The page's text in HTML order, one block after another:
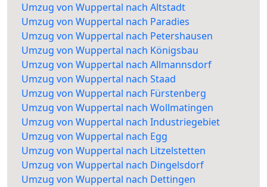
Umzug von Wuppertal nach Altstadt
Umzug von Wuppertal nach Paradies
Umzug von Wuppertal nach Petershausen
Umzug von Wuppertal nach Königsbau
Umzug von Wuppertal nach Allmannsdorf
Umzug von Wuppertal nach Staad
Umzug von Wuppertal nach Fürstenberg
Umzug von Wuppertal nach Wollmatingen
Umzug von Wuppertal nach Industriegebiet
Umzug von Wuppertal nach Egg
Umzug von Wuppertal nach Litzelstetten
Umzug von Wuppertal nach Dingelsdorf
Umzug von Wuppertal nach Dettingen